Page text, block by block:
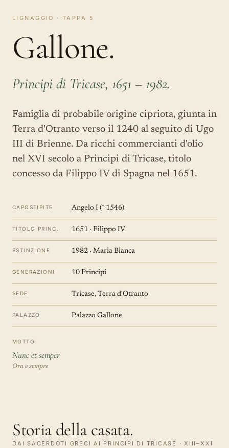
LIGNAGGIO · TAPPA 5
Gallone.
Principi di Tricase, 1651 – 1982.
Famiglia di probabile origine cipriota, giunta in
Terra d'Otranto verso il 1240 al seguito di Ugo
III di Brienne. Da ricchi commercianti d'olio
nel XVI secolo a Principi di Tricase, titolo
concesso da Filippo IV di Spagna nel 1651.
CAPOSTIPITE Angelo I († 1546)
TITOLO PRINC. 1651 · Filippo IV
ESTINZIONE 1982 · Maria Bianca
GENERAZIONI 10 Principi
SEDE Tricase, Terra d'Otranto
PALAZZO Palazzo Gallone
MOTTO
Nunc et semper
Ora e sempre
Storia della casata.
DAI SACERDOTI GRECI AI PRINCIPI DI TRICASE · XIII–XXI